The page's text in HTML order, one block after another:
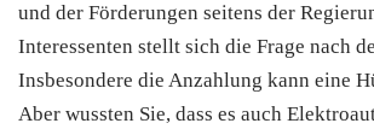
und der Förderungen seitens der
Interessenten stellt sich die Frage nach
Insbesondere die Anzahlung kann eine
Aber wussten Sie, dass es auch